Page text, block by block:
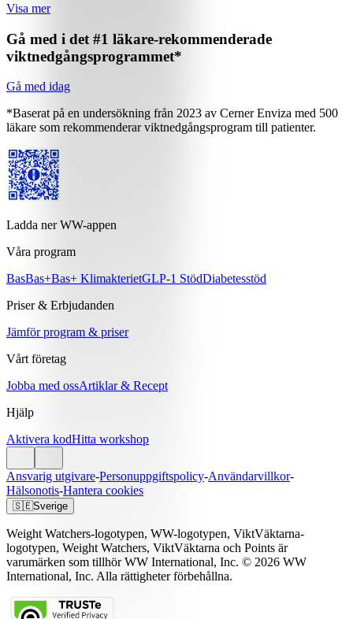
Visa mer
Gå med i det #1 läkare-rekommenderade
viktnedgångsprogrammet*
Gå med idag
*Baserat på en undersökning från 2023 av Cerner Enviza med 500
läkare som rekommenderar viktnedgångsprogram till patienter.
Ladda ner WW-appen
Våra program
BasBas+Bas+ KlimakterietGLP-1 StödDiabetesstöd
Priser & Erbjudanden
Jämför program & priser
Vårt företag
Jobba med ossArtiklar & Recept
Hjälp
Aktivera kodHitta workshop
Ansvarig utgivare-Personuppgiftspolicy-Användarvillkor-
Hälsonotis-Hantera cookies
🇸🇪Sverige
Weight Watchers-logotypen, WW-logotypen, ViktVäktarna-
logotypen, Weight Watchers, ViktVäktarna och Points är
varumärken som tillhör WW International, Inc. © 2026 WW
International, Inc. Alla rättigheter förbehållna.